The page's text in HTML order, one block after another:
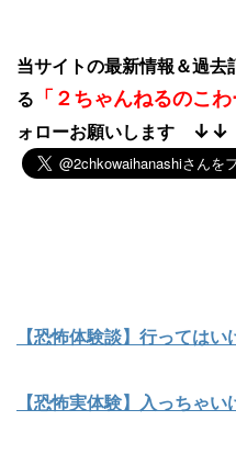
当サイトの最新情報＆過
る 「２ちゃんねるのこ
ォローお願いします ↓↓
【恐怖体験談】行ってはい
【恐怖実体験】入っちゃ